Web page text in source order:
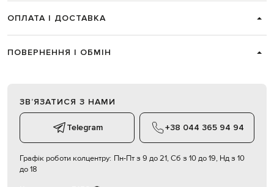
ОПЛАТА І ДОСТАВКА
ПОВЕРНЕННЯ І ОБМІН
ЗВʼЯЗАТИСЯ З НАМИ
Telegram +38 044 365 94 94
Графік роботи колцентру: Пн-Пт з 9 до 21, Сб з 10 до 19, Нд з 10
до 18